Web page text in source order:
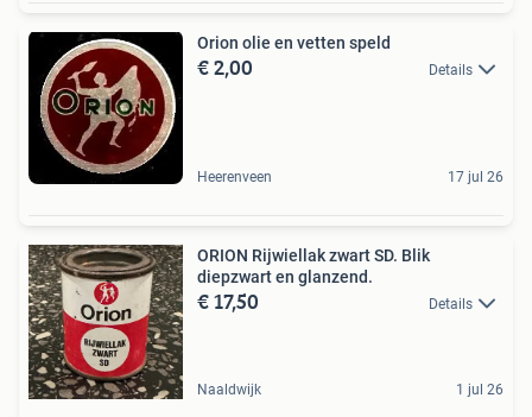
Orion olie en vetten speld
€ 2,00 Details
Heerenveen 17 jul 26
ORION Rijwiellak zwart SD. Blik
diepzwart en glanzend.
€ 17,50 Details
Naaldwijk 1 jul 26